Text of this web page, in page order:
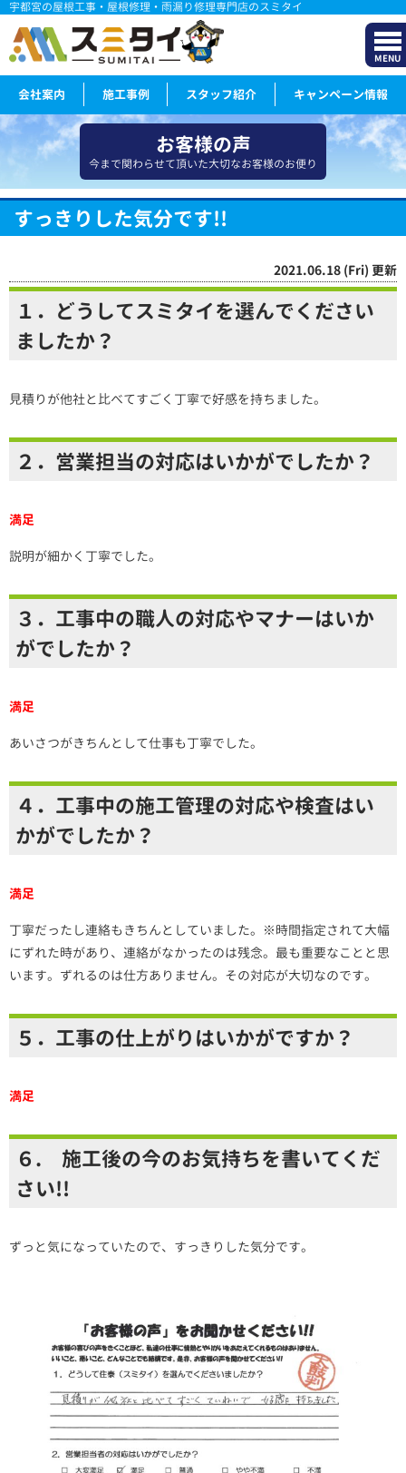
宇都宮の屋根工事・屋根修理・雨漏り修理専門店のスミタイ
MENU
会社案内 施工事例 スタッフ紹介 キャンペーン情報
お客様の声
今まで関わらせて頂いた大切なお客様のお便り
すっきりした気分です!!
2021.06.18 (Fri) 更新
１．どうしてスミタイを選んでください
ましたか？
見積りが他社と比べてすごく丁寧で好感を持ちました。
２．営業担当の対応はいかがでしたか？
満足
説明が細かく丁寧でした。
３．工事中の職人の対応やマナーはいか
がでしたか？
満足
あいさつがきちんとして仕事も丁寧でした。
４．工事中の施工管理の対応や検査はい
かがでしたか？
満足
丁寧だったし連絡もきちんとしていました。※時間指定されて大幅
にずれた時があり、連絡がなかったのは残念。最も重要なことと思
います。ずれるのは仕方ありません。その対応が大切なのです。
５．工事の仕上がりはいかがですか？
満足
６. 施工後の今のお気持ちを書いてくだ
さい!!
ずっと気になっていたので、すっきりした気分です。